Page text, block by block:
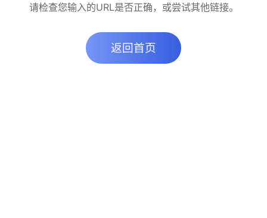
请检查您输入的URL是否正确，或尝试其他链接。
返回首页